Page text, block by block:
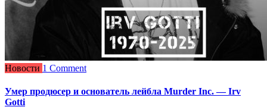
Новости 1 Comment
Умер продюсер и основатель лейбла Murder Inc. — Irv
Gotti